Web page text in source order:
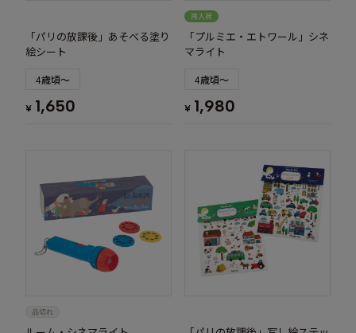
「パリの放課後」あそべる塗り
絵シート
4歳頃～
¥ 1,650
「プルミエ・エトワール」シネ
マライト
4歳頃～
¥ 1,980